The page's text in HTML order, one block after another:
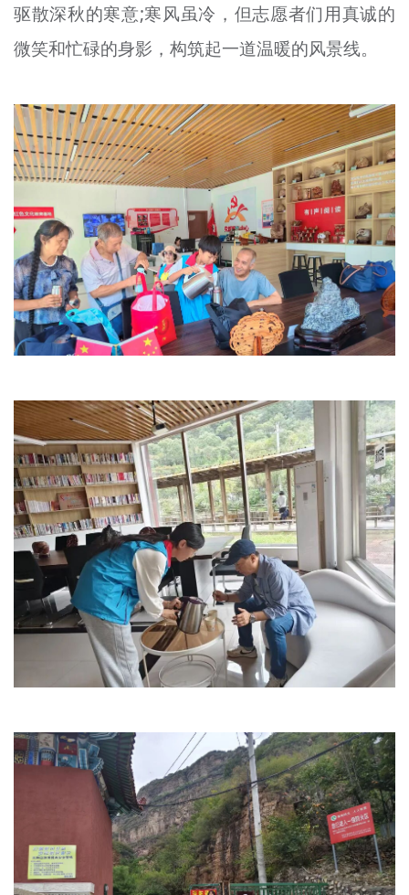
驱散深秋的寒意;寒风虽冷，但志愿者们用真诚的
微笑和忙碌的身影，构筑起一道温暖的风景线。